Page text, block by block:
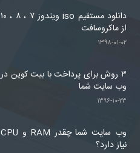
دانلود مستقیم iso ویندوز ۷ ، ۸ ، ۱۰
از ماکروسافت
۱۳۹۸-۰۱-۰۲
۳ روش برای پرداخت با بیت کوین در
وب سایت شما
۱۳۹۶-۱۰-۲۳
وب سایت شما چقدر RAM و CPU
نیاز دارد؟